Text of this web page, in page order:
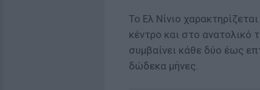
Το Ελ Νίνιο
κέντρο και στο ανατολικό
συμβαίνει κάθε δύο έως
δώδεκα μήνες.